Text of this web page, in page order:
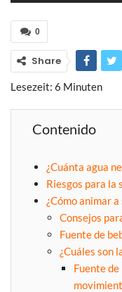
0
Share
Lesezeit: 6 Minuten
Contenido
¿Cuánta agua
Riesgos para la
¿Cómo animar
Consejos
Fuente de
¿Cuáles son
Fuente